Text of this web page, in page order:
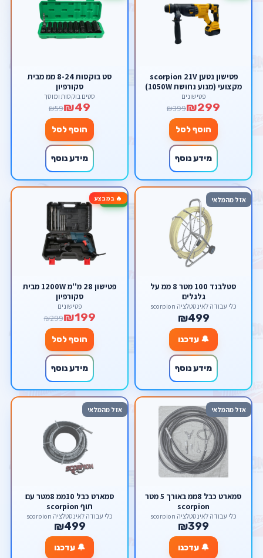
פטישון נטען scorpion 21V
מקצועי (מנוע נחושת 1050W)
– קידוח עד 28 מ"מ, סט
סוללות 3.0Ah ומטען
פטישונים
₪299
₪399
הוסף לסל
מידע נוסף
סט בוקסות 8-24 ממ מבית
סקורפיון
סטים בוקסות ומוסך
₪49
₪59
הוסף לסל
מידע נוסף
אזל מהמלאי
סטלבנד 100 מטר 8 ממ על
גלגלים
כלי עבודה לאינסטלציה scorpion
₪499
🔔 עדכנו
מידע נוסף
🔥 במבצע-33%
פטישון 28 מ''מ 1200W מבית
סקורפיון
פטישונים
₪199
₪299
הוסף לסל
מידע נוסף
אזל מהמלאי
סמארט כבל 8ממ באורך 5 מטר
scorpion
כלי עבודה לאינסטלציה scorpion
₪399
🔔 עדכנו
אזל מהמלאי
סמארט כבל 10ממ 8מטר עם
תוף scorpion
כלי עבודה לאינסטלציה scorpion
₪499
🔔 עדכנו